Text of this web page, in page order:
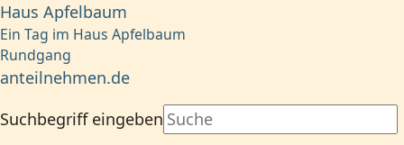
Haus Apfelbaum
Ein Tag im Haus Apfelbaum
Rundgang
anteilnehmen.de
Suchbegriff eingeben